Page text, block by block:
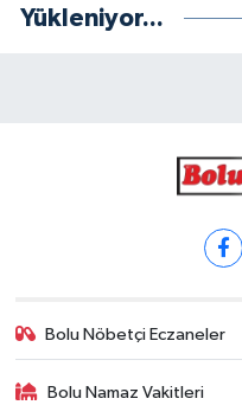
Yükleniyor...
Bolu Nöbetçi Eczaneler
Bolu Namaz Vakitleri